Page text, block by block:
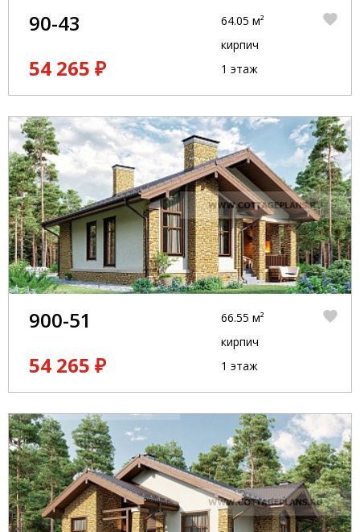
90-43
54 265 ₽
64.05 м²
кирпич
1 этаж
900-51
54 265 ₽
66.55 м²
кирпич
1 этаж